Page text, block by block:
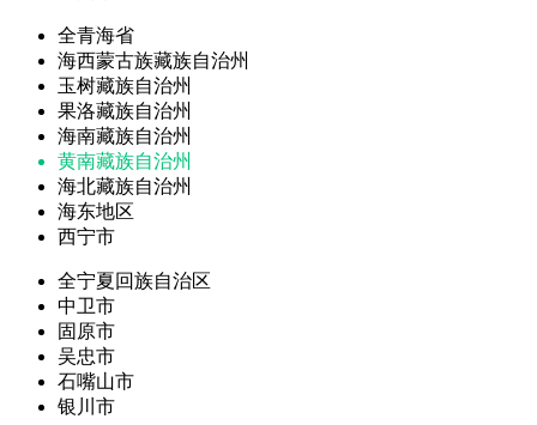
全青海省
海西蒙古族藏族自治州
玉树藏族自治州
果洛藏族自治州
海南藏族自治州
黄南藏族自治州
海北藏族自治州
海东地区
西宁市
全宁夏回族自治区
中卫市
固原市
吴忠市
石嘴山市
银川市